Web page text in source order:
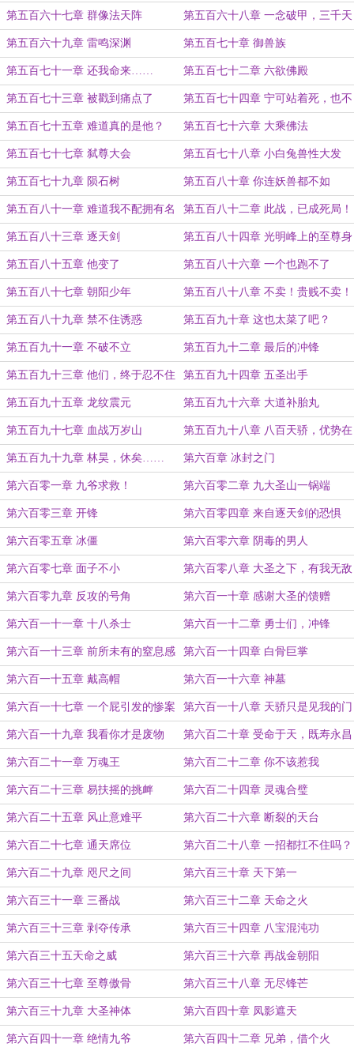
雷
第五百六十七章 群像法天阵 第五百六十八章 一念破甲，三千天
骄！
第五百六十九章 雷鸣深渊 第五百七十章 御兽族
第五百七十一章 还我命来…… 第五百七十二章 六欲佛殿
第五百七十三章 被戳到痛点了 第五百七十四章 宁可站着死，也不
跪着生
第五百七十五章 难道真的是他？ 第五百七十六章 大乘佛法
第五百七十七章 弑尊大会 第五百七十八章 小白兔兽性大发
第五百七十九章 陨石树 第五百八十章 你连妖兽都不如
第五百八十一章 难道我不配拥有名
字吗？
第五百八十二章 此战，已成死局！
第五百八十三章 逐天剑 第五百八十四章 光明峰上的至尊身
影
第五百八十五章 他变了 第五百八十六章 一个也跑不了
第五百八十七章 朝阳少年 第五百八十八章 不卖！贵贱不卖！
第五百八十九章 禁不住诱惑 第五百九十章 这也太菜了吧？
第五百九十一章 不破不立 第五百九十二章 最后的冲锋
第五百九十三章 他们，终于忍不住
了吗？
第五百九十四章 五圣出手
第五百九十五章 龙纹震元 第五百九十六章 大道补胎丸
第五百九十七章 血战万岁山 第五百九十八章 八百天骄，优势在
我
第五百九十九章 林昊，休矣…… 第六百章 冰封之门
第六百零一章 九爷求救！ 第六百零二章 九大圣山一锅端
第六百零三章 开锋 第六百零四章 来自逐天剑的恐惧
第六百零五章 冰僵 第六百零六章 阴毒的男人
第六百零七章 面子不小 第六百零八章 大圣之下，有我无敌
第六百零九章 反攻的号角 第六百一十章 感谢大圣的馈赠
第六百一十一章 十八杀士 第六百一十二章 勇士们，冲锋
第六百一十三章 前所未有的窒息感 第六百一十四章 白骨巨掌
第六百一十五章 戴高帽 第六百一十六章 神墓
第六百一十七章 一个屁引发的惨案 第六百一十八章 天骄只是见我的门
槛
第六百一十九章 我看你才是废物 第六百二十章 受命于天，既寿永昌
第六百二十一章 万魂王 第六百二十二章 你不该惹我
第六百二十三章 易扶摇的挑衅 第六百二十四章 灵魂合璧
第六百二十五章 风止意难平 第六百二十六章 断裂的天台
第六百二十七章 通天席位 第六百二十八章 一招都扛不住吗？
第六百二十九章 咫尺之间 第六百三十章 天下第一
第六百三十一章 三番战 第六百三十二章 天命之火
第六百三十三章 剥夺传承 第六百三十四章 八宝混沌功
第六百三十五天命之威 第六百三十六章 再战金朝阳
第六百三十七章 至尊傲骨 第六百三十八章 无尽锋芒
第六百三十九章 大圣神体 第六百四十章 凤影遮天
第六百四十一章 绝情九爷 第六百四十二章 兄弟，借个火